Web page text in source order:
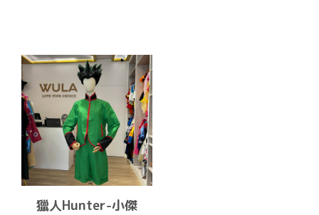
獵人Hunter-小傑